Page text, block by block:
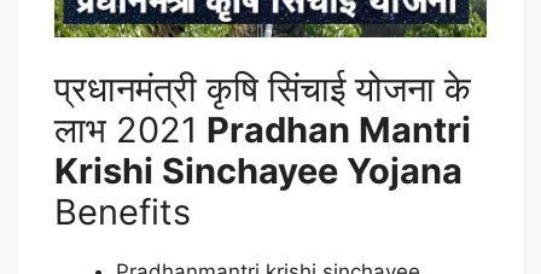
प्रधानमंत्री कृषि सिंचाई योजना के
लाभ 2021 Pradhan Mantri
Krishi Sinchayee Yojana
Benefits